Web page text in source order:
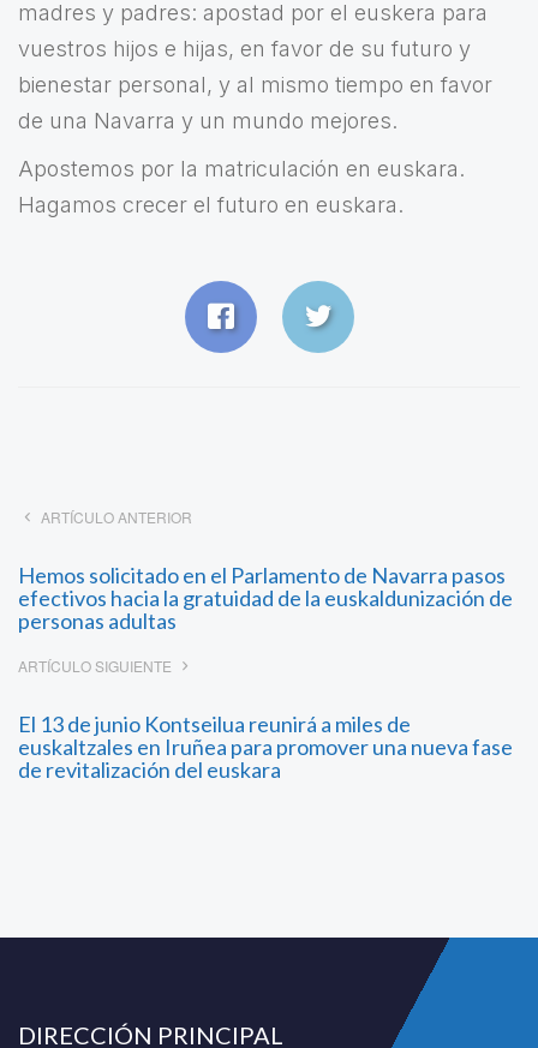
madres y padres: apostad por el euskera para
vuestros hijos e hijas, en favor de su futuro y
bienestar personal, y al mismo tiempo en favor
de una Navarra y un mundo mejores.
Apostemos por la matriculación en euskara.
Hagamos crecer el futuro en euskara.
ARTÍCULO ANTERIOR
Hemos solicitado en el Parlamento de Navarra pasos
efectivos hacia la gratuidad de la euskaldunización de
personas adultas
ARTÍCULO SIGUIENTE
El 13 de junio Kontseilua reunirá a miles de
euskaltzales en Iruñea para promover una nueva fase
de revitalización del euskara
DIRECCIÓN PRINCIPAL